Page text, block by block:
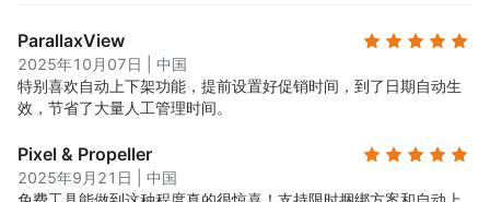
ParallaxView
2025年10月07日
中国
特别喜欢自动上下架功能，提前设置好促销时间，到了日期自动生
效，节省了大量人工管理时间。
Pixel & Propeller
2025年9月21日
中国